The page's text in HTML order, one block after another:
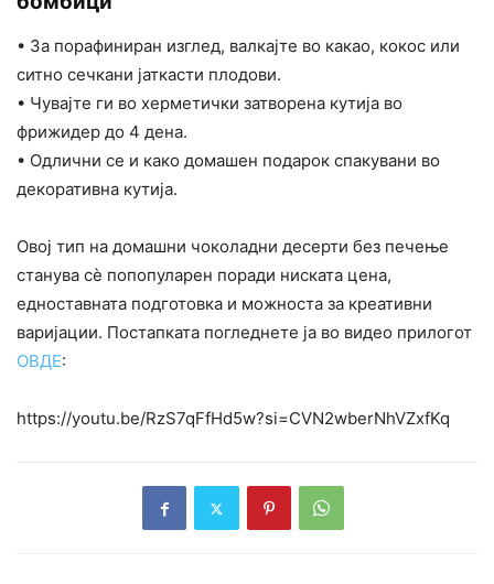
• За порафиниран изглед, валкајте во какао, кокос или
ситно сечкани јаткасти плодови.
• Чувајте ги во херметички затворена кутија во
фрижидер до 4 дена.
• Одлични се и како домашен подарок спакувани во
декоративна кутија.
Овој тип на домашни чоколадни десерти без печење
станува сѐ попопуларен поради ниската цена,
едноставната подготовка и можноста за креативни
варијации. Постапката погледнете ја во видео прилогот
ОВДЕ:
https://youtu.be/RzS7qFfHd5w?si=CVN2wberNhVZxfKq